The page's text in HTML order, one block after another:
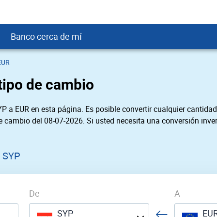
crediticio
justo
Banco cerca de mí
de Mí
Cerca de Mí
Cerca de Mí
de Mí
Cerca de Mí
de cambio
a EUR en esta página. Es posible convertir cualquier
del 08-07-2026. Si usted necesita una conversión
De
SYP
A